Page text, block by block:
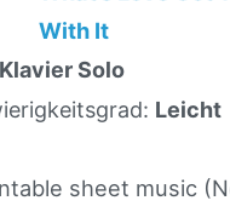
With It
Klavier Solo
Leicht
sheet music